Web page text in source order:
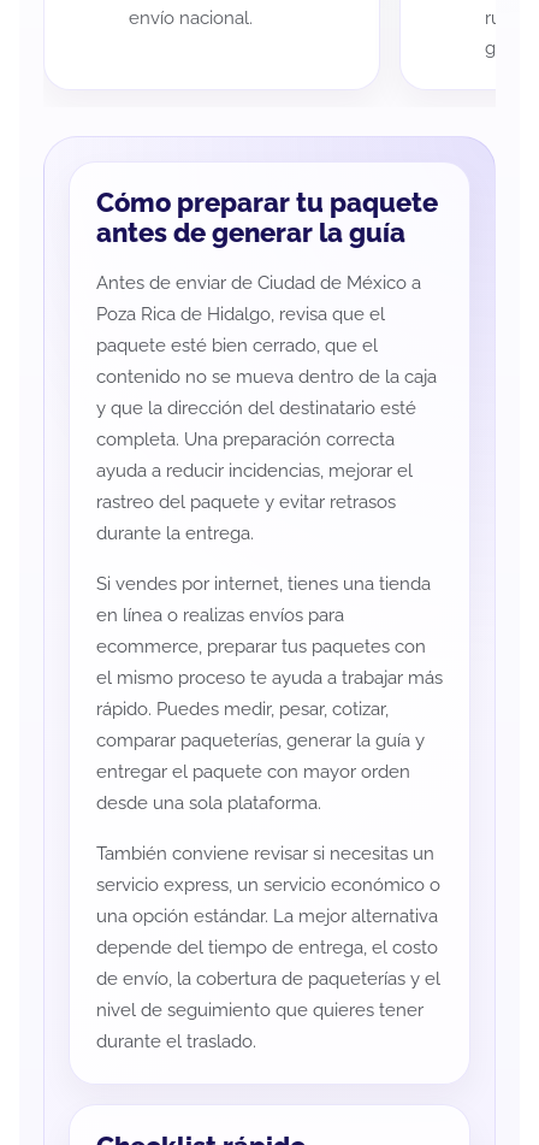
envío nacional.
ruta
guía
Cómo preparar tu paquete
antes de generar la guía
Antes de enviar de Ciudad de México a
Poza Rica de Hidalgo, revisa que el
paquete esté bien cerrado, que el
contenido no se mueva dentro de la caja
y que la dirección del destinatario esté
completa. Una preparación correcta
ayuda a reducir incidencias, mejorar el
rastreo del paquete y evitar retrasos
durante la entrega.
Si vendes por internet, tienes una tienda
en línea o realizas envíos para
ecommerce, preparar tus paquetes con
el mismo proceso te ayuda a trabajar más
rápido. Puedes medir, pesar, cotizar,
comparar paqueterías, generar la guía y
entregar el paquete con mayor orden
desde una sola plataforma.
También conviene revisar si necesitas un
servicio express, un servicio económico o
una opción estándar. La mejor alternativa
depende del tiempo de entrega, el costo
de envío, la cobertura de paqueterías y el
nivel de seguimiento que quieres tener
durante el traslado.